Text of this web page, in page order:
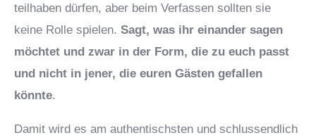
teilhaben dürfen, aber beim Verfassen sollten sie
keine Rolle spielen. Sagt, was ihr einander sagen
möchtet und zwar in der Form, die zu euch passt
und nicht in jener, die euren Gästen gefallen
könnte.
Damit wird es am authentischsten und schlussendlich